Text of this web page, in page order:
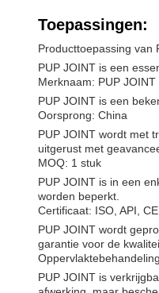
Toepassingen:
Producttoepassing van
PUP JOINT is een
Merknaam: PUP JOINT
PUP JOINT is een
Oorsprong: China
PUP JOINT wordt met
uitgerust met
MOQ: 1 stuk
PUP JOINT is in een
worden beperkt.
Certificaat: ISO, API,
PUP JOINT wordt
garantie voor de
PUP JOINT is